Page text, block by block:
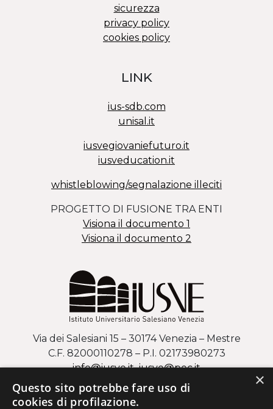
sicurezza
privacy policy
cookies policy
LINK
ius-sdb.com
unisal.it
iusvegiovaniefuturo.it
iusveducation.it
whistleblowing/segnalazione illeciti
PROGETTO DI FUSIONE TRA ENTI
Visiona il documento 1
Visiona il documento 2
Via dei Salesiani 15 – 30174 Venezia – Mestre
C.F. 82000110278 – P.I. 02173980273
info@iusve.it iusve@pec.it
COME ARRIVARE AL CAMPUS DI MESTRE
×
Questo sito potrebbe fare uso di
cookies di profilazione.